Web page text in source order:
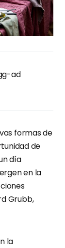
ad
formas de
de
día
en la
Grubb,
la